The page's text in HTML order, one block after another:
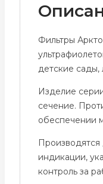
Фильтры
детские сады,
Изделие
сечение.
обеспечении
индикации,
контроль за